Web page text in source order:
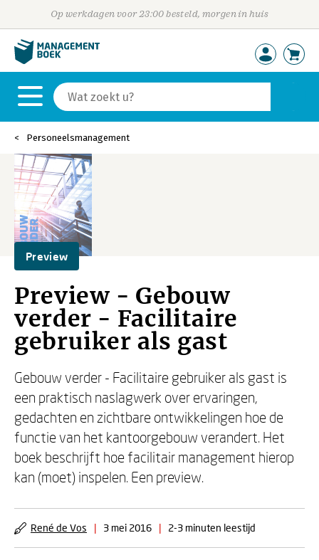
Op werkdagen voor 23:00 besteld, morgen in huis
Personeelsmanagement
Preview
Preview - Gebouw
verder - Facilitaire
gebruiker als gast
Gebouw verder - Facilitaire gebruiker als gast is
een praktisch naslagwerk over ervaringen,
gedachten en zichtbare ontwikkelingen hoe de
functie van het kantoorgebouw verandert. Het
boek beschrijft hoe facilitair management hierop
kan (moet) inspelen. Een preview.
René de Vos | 3 mei 2016 | 2-3 minuten leestijd